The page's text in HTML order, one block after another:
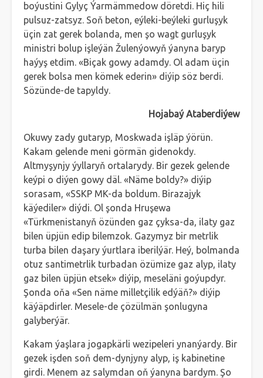
boýustini Gylyç Ýarmämmedow döretdi. Hiç hili
pulsuz-zatsyz. Soň beton, eýleki-beýleki gurluşyk
üçin zat gerek bolanda, men şo wagt gurluşyk
ministri bolup işleýän Žulenýowyň ýanyna baryp
haýyş etdim. «Biçak gowy adamdy. Ol adam üçin
gerek bolsa men kömek ederin» diýip söz berdi.
Sözünde-de tapyldy.
Hojabaý Ataberdiýew
Okuwy zady gutaryp, Moskwada işläp ýörün.
Kakam gelende meni görmän gidenokdy.
Altmyşynjy ýyllaryň ortalarydy. Bir gezek gelende
keýpi o diýen gowy däl. «Näme boldy?» diýip
sorasam, «SSKP MK-da boldum. Birazajyk
käýediler» diýdi. Ol şonda Hruşewa
«Türkmenistanyň özünden gaz çyksa-da, ilaty gaz
bilen üpjün edip bilemzok. Gazymyz bir metrlik
turba bilen daşary ýurtlara iberilýär. Heý, bolmanda
otuz santimetrlik turbadan özümize gaz alyp, ilaty
gaz bilen üpjün etsek» diýip, meseläni goýupdyr.
Şonda oňa «Sen näme milletçilik edýäň?» diýip
käýäpdirler. Mesele-de çözülmän şonlugyna
galyberýär.
Kakam ýaşlara jogapkärli wezipeleri ynanýardy. Bir
gezek işden soň dem-dynjyny alyp, iş kabinetine
girdi. Menem az salymdan oň ýanyna bardym. Şo